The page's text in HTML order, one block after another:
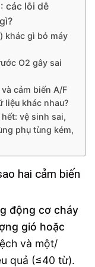
các lỗi dễ
khác gì bỏ máy
O2 gây sai
cảm biến A/F
liệu khác nhau?
vệ sinh sai,
phụ tùng kém,
hai cảm biến
động cơ cháy
gió hoặc
và một/
quả (≤40 từ).